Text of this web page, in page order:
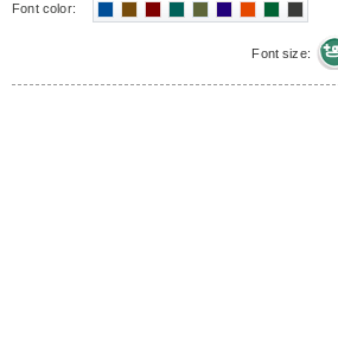
Font color:
Font size: